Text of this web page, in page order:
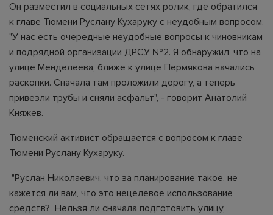
Он разместил в социальных сетях ролик, где обратился
к главе Тюмени Руслану Кухаруку с неудобным вопросом.
"У нас есть очередные неудобные вопросы к чиновникам
и подрядной организации ДРСУ №2. Я обнаружил, что на
улице Менделеева, ближе к улице Пермякова начались
раскопки. Сначала там проложили дорогу, а теперь
привезли трубы и сняли асфальт", - говорит Анатолий
Княжев.
Тюменский активист обращается с вопросом к главе
Тюмени Руслану Кухаруку.
"Руслан Николаевич, что за планирование такое, не
кажется ли вам, что это нецелевое использование
средств? Нельзя ли сначала подготовить улицу,